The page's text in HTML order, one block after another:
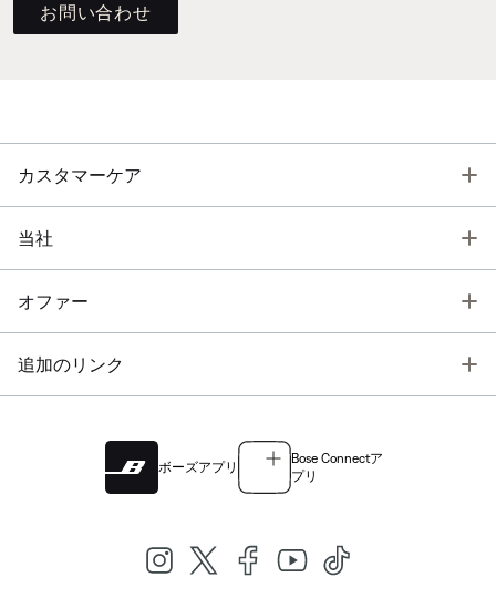
お問い合わせ
カスタマーケア
当社
オファー
追加のリンク
ボーズアプリ
Bose Connectア
プリ